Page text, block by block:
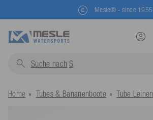
Mesle® - since 1955
Suche nach Schwimmwe
Home Tubes & Bananenboote Tube Leinen